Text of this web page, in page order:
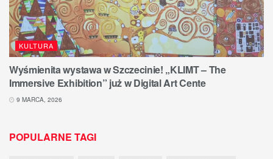
KULTURA
Wyśmienita wystawa w Szczecinie! „KLIMT – The
Immersive Exhibition” już w Digital Art Cente
9 MARCA, 2026
POPULARNE TAGI